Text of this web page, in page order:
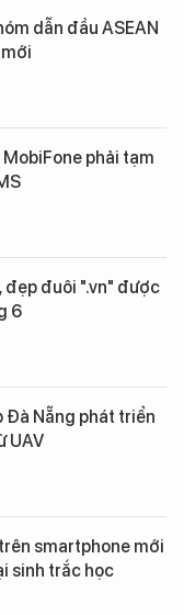
dẫn đầu ASEAN
phải tạm
đẹp đuôi ".vn" được
6
Đà Nẵng phát triển
UAV
smartphone mới
sinh trắc học